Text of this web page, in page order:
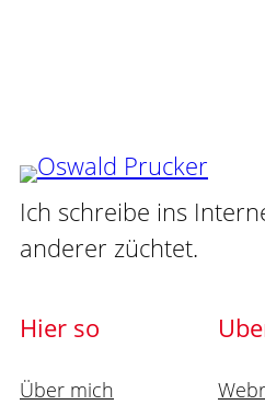
Ich schreibe ins
anderer züchtet.
Hier so
Über mich